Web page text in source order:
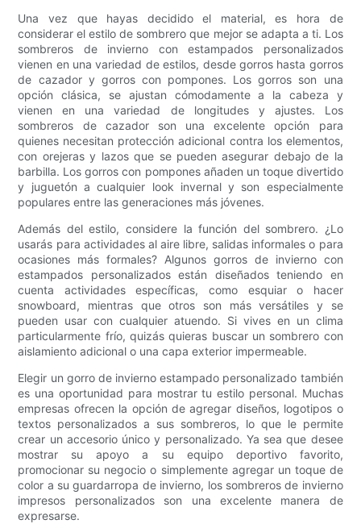
Una vez que hayas decidido el material, es hora de
considerar el estilo de sombrero que mejor se adapta a ti. Los
sombreros de invierno con estampados personalizados
vienen en una variedad de estilos, desde gorros hasta gorros
de cazador y gorros con pompones. Los gorros son una
opción clásica, se ajustan cómodamente a la cabeza y
vienen en una variedad de longitudes y ajustes. Los
sombreros de cazador son una excelente opción para
quienes necesitan protección adicional contra los elementos,
con orejeras y lazos que se pueden asegurar debajo de la
barbilla. Los gorros con pompones añaden un toque divertido
y juguetón a cualquier look invernal y son especialmente
populares entre las generaciones más jóvenes.
Además del estilo, considere la función del sombrero. ¿Lo
usarás para actividades al aire libre, salidas informales o para
ocasiones más formales? Algunos gorros de invierno con
estampados personalizados están diseñados teniendo en
cuenta actividades específicas, como esquiar o hacer
snowboard, mientras que otros son más versátiles y se
pueden usar con cualquier atuendo. Si vives en un clima
particularmente frío, quizás quieras buscar un sombrero con
aislamiento adicional o una capa exterior impermeable.
Elegir un gorro de invierno estampado personalizado también
es una oportunidad para mostrar tu estilo personal. Muchas
empresas ofrecen la opción de agregar diseños, logotipos o
textos personalizados a sus sombreros, lo que le permite
crear un accesorio único y personalizado. Ya sea que desee
mostrar su apoyo a su equipo deportivo favorito,
promocionar su negocio o simplemente agregar un toque de
color a su guardarropa de invierno, los sombreros de invierno
impresos personalizados son una excelente manera de
expresarse.